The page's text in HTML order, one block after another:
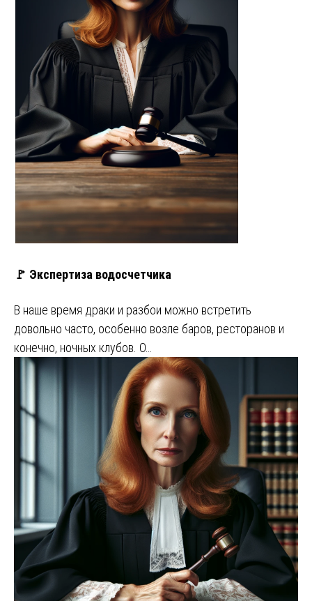
🚩 Экспертиза водосчетчика
В наше время драки и разбои можно встретить
довольно часто, особенно возле баров, ресторанов и
конечно, ночных клубов. О…